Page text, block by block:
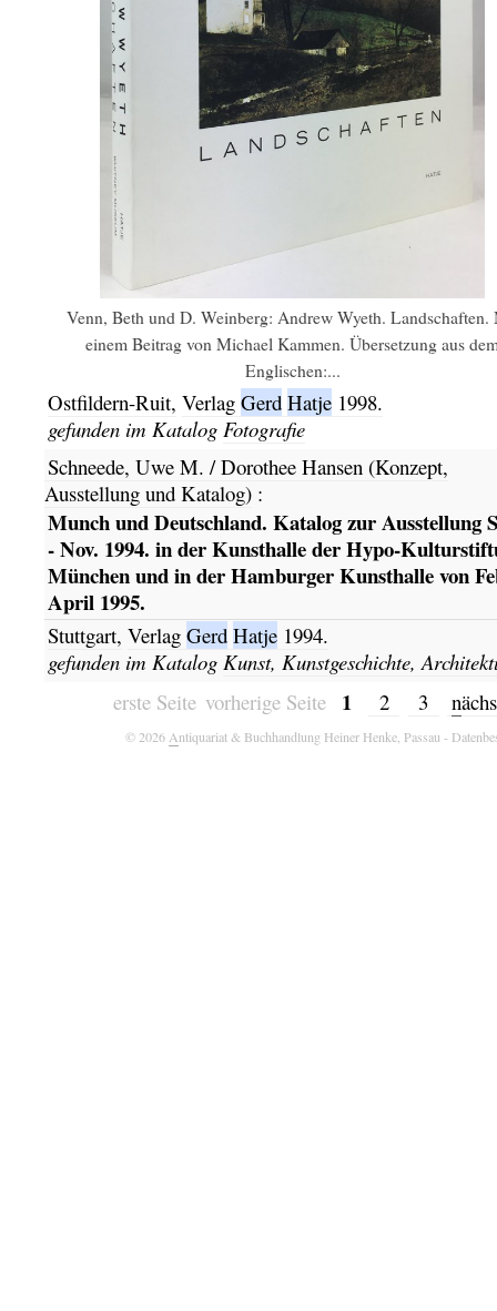
Venn, Beth und D. Weinberg: Andrew Wyeth. Landschaften.
einem Beitrag von Michael Kammen. Übersetzung aus
Englischen:...
Ostfildern-Ruit, Verlag Gerd Hatje 1998.
gefunden im Katalog Fotografie
Schneede, Uwe M. / Dorothee Hansen (Konzept,
Ausstellung und Katalog) :
Munch und Deutschland. Katalog zur Ausstellung
- Nov. 1994. in der Kunsthalle der Hypo-
München und in der Hamburger Kunsthalle von
April 1995.
Stuttgart, Verlag Gerd Hatje 1994.
gefunden im Katalog Kunst, Kunstgeschichte,
erste Seite vorherige Seite 1 2 3 n
© 2026Antiquariat & Buchhandlung Heiner Henke, Passau -